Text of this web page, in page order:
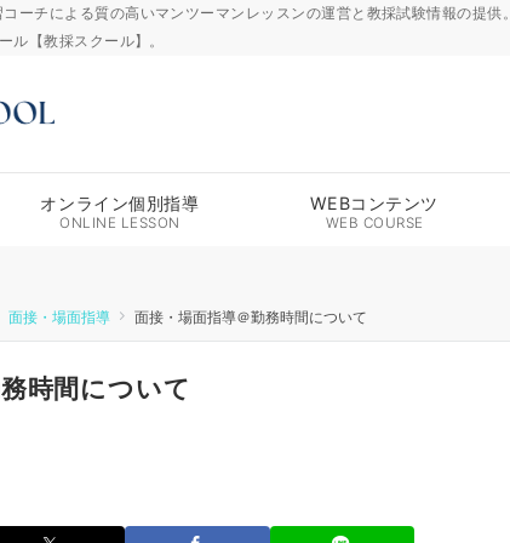
ーチによる質の高いマンツーマンレッスンの運営と教採試験情報の提
ル【教採スクール】。
オンライン個別指導
ONLINE LESSON
WEBコンテンツ
WEB COURSE
面接・場面指導 面接・場面指導＠勤務時間について
時間について